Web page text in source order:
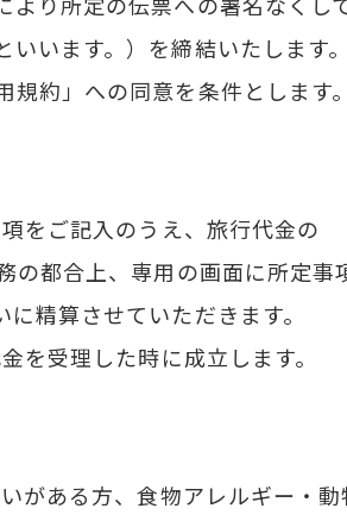
います。）を締結いたします。
約」への同意を条件とします。
をご記入のうえ、旅行代金の
都合上、専用の画面に所定事
精算させていただきます。
を受理した時に成立します。
がある方、食物アレルギー・